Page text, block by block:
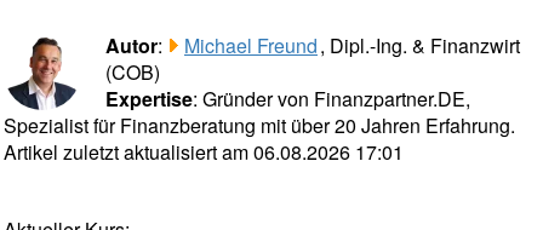
Autor: Michael Freund, Dipl.-Ing. & Finanzwirt
(COB)
Expertise: Gründer von Finanzpartner.DE,
Spezialist für Finanzberatung mit über 20 Jahren Erfahrung.
Artikel zuletzt aktualisiert am 06.08.2026 17:01